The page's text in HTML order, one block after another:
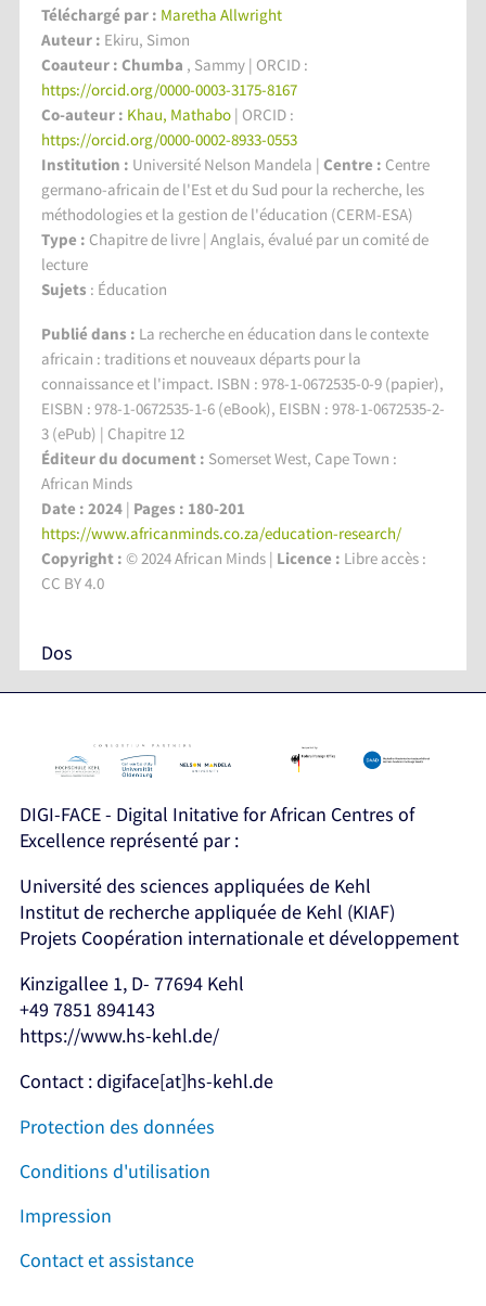
Téléchargé par : Maretha Allwright
Auteur : Ekiru, Simon
Coauteur : Chumba , Sammy | ORCID :
https://orcid.org/0000-0003-3175-8167
Co-auteur : Khau, Mathabo | ORCID :
https://orcid.org/0000-0002-8933-0553
Institution : Université Nelson Mandela | Centre : Centre
germano-africain de l'Est et du Sud pour la recherche, les
méthodologies et la gestion de l'éducation (CERM-ESA)
Type : Chapitre de livre | Anglais, évalué par un comité de
lecture
Sujets : Éducation
Publié dans : La recherche en éducation dans le contexte
africain : traditions et nouveaux départs pour la
connaissance et l'impact. ISBN : 978-1-0672535-0-9 (papier),
EISBN : 978-1-0672535-1-6 (eBook), EISBN : 978-1-0672535-2-
3 (ePub) | Chapitre 12
Éditeur du document : Somerset West, Cape Town :
African Minds
Date : 2024 | Pages : 180-201
https://www.africanminds.co.za/education-research/
Copyright : © 2024 African Minds | Licence : Libre accès :
CC BY 4.0
Dos
DIGI-FACE - Digital Initative for African Centres of
Excellence représenté par :
Université des sciences appliquées de Kehl
Institut de recherche appliquée de Kehl (KIAF)
Projets Coopération internationale et développement
Kinzigallee 1, D- 77694 Kehl
+49 7851 894143
https://www.hs-kehl.de/
Contact : digiface[at]hs-kehl.de
Protection des données
Conditions d'utilisation
Impression
Contact et assistance